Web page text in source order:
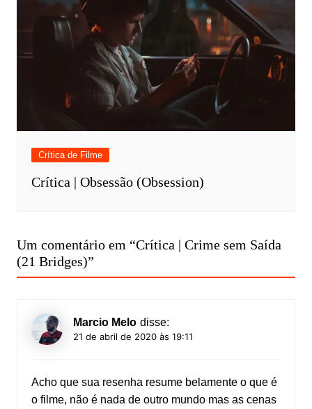
Crítica de Filme
Crítica | Obsessão (Obsession)
Um comentário em “Crítica | Crime sem Saída
(21 Bridges)”
Marcio Melo disse:
21 de abril de 2020 às 19:11
Acho que sua resenha resume belamente o que é
o filme, não é nada de outro mundo mas as cenas